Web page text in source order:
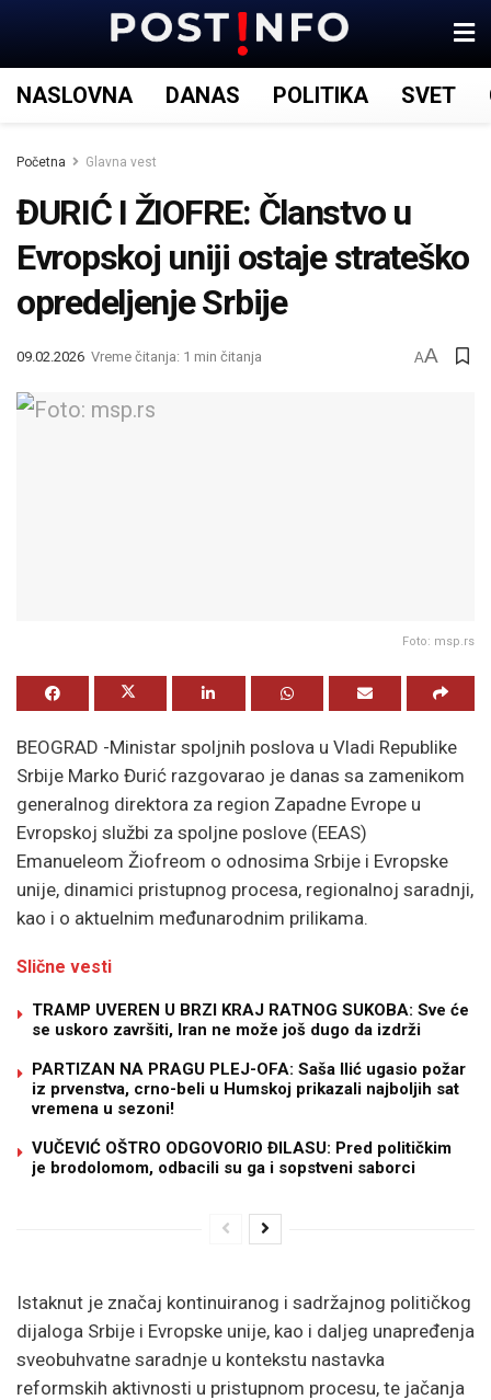
NASLOVNA DANAS POLITIKA SVET
Početna Glavna vest
ĐURIĆ I ŽIOFRE: Članstvo u
Evropskoj uniji ostaje strateško
opredeljenje Srbije
09.02.2026 Vreme čitanja: 1 min čitanja AA
Foto: msp.rs
BEOGRAD -Ministar spoljnih poslova u Vladi Republike
Srbije Marko Đurić razgovarao je danas sa zamenikom
generalnog direktora za region Zapadne Evrope u
Evropskoj službi za spoljne poslove (EEAS)
Emanueleom Žiofreom o odnosima Srbije i Evropske
unije, dinamici pristupnog procesa, regionalnoj saradnji,
kao i o aktuelnim međunarodnim prilikama.
Slične vesti
TRAMP UVEREN U BRZI KRAJ RATNOG SUKOBA: Sve će
se uskoro završiti, Iran ne može još dugo da izdrži
PARTIZAN NA PRAGU PLEJ-OFA: Saša Ilić ugasio požar
iz prvenstva, crno-beli u Humskoj prikazali najboljih sat
vremena u sezoni!
VUČEVIĆ OŠTRO ODGOVORIO ĐILASU: Pred političkim
je brodolomom, odbacili su ga i sopstveni saborci
Istaknut je značaj kontinuiranog i sadržajnog političkog
dijaloga Srbije i Evropske unije, kao i daljeg unapređenja
sveobuhvatne saradnje u kontekstu nastavka
reformskih aktivnosti u pristupnom procesu, te jačanja